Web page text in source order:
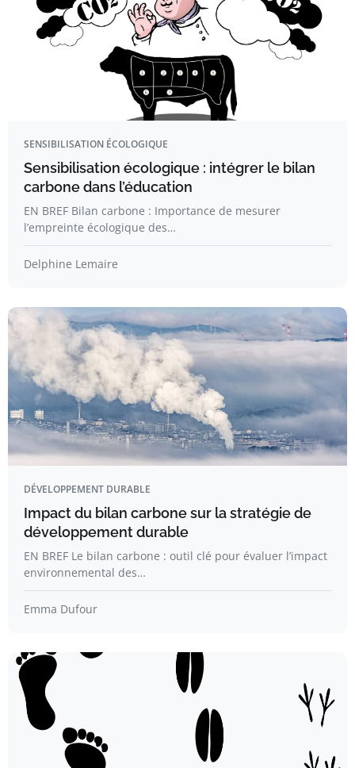
SENSIBILISATION ÉCOLOGIQUE
Sensibilisation écologique : intégrer le bilan
carbone dans l’éducation
EN BREF Bilan carbone : Importance de mesurer
l’empreinte écologique des…
Delphine Lemaire
DÉVELOPPEMENT DURABLE
Impact du bilan carbone sur la stratégie de
développement durable
EN BREF Le bilan carbone : outil clé pour évaluer l’impact
environnemental des…
Emma Dufour